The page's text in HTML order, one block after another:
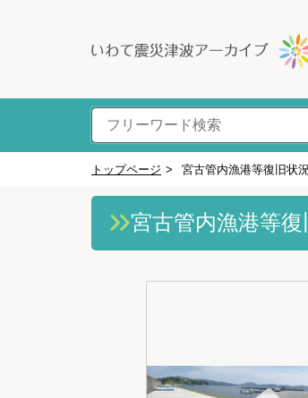
トップページ > 宮古管内漁港等復旧状
宮古管内漁港等